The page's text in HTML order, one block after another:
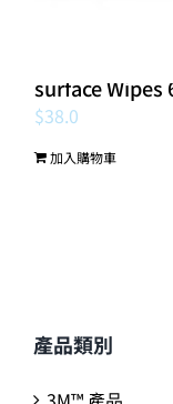
surface Wipes
$38.0
加入購物車
產品類別